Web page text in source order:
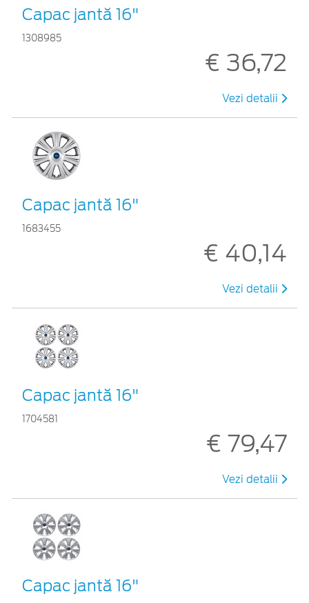
Capac jantă 16"
1308985
€ 36,72
Vezi detalii
Capac jantă 16"
1683455
€ 40,14
Vezi detalii
Capac jantă 16"
1704581
€ 79,47
Vezi detalii
Capac jantă 16"